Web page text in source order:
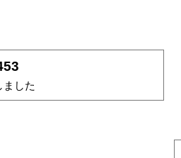
した